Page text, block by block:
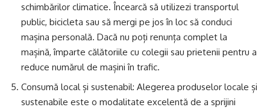
schimbărilor climatice. Încearcă să utilizezi transportul
public, bicicleta sau să mergi pe jos în loc să conduci
mașina personală. Dacă nu poți renunța complet la
mașină, împarte călătoriile cu colegii sau prietenii pentru a
reduce numărul de mașini în trafic.
Consumă local și sustenabil: Alegerea produselor locale și
sustenabile este o modalitate excelentă de a sprijini